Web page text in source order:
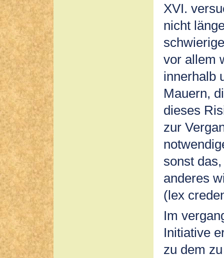
XVI.
nicht
vor allem
innerhalb
Mauern,
dieses
zur
sonst
anderes
(lex
Im
Initiative
zu dem